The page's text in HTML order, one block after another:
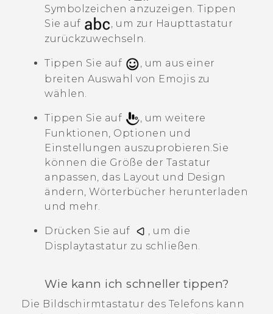
Symbolzeichen anzuzeigen. Tippen
Sie auf
, um zur Haupttastatur
zurückzuwechseln.
Tippen Sie auf
, um aus einer
breiten Auswahl von Emojis zu
wählen.
Tippen Sie auf
, um weitere
Funktionen, Optionen und
Einstellungen auszuprobieren.Sie
können die Größe der Tastatur
anpassen, das Layout und Design
ändern, Wörterbücher herunterladen
und mehr.
Drücken Sie auf
, um die
Displaytastatur zu schließen.
Wie kann ich schneller tippen?
Die Bildschirmtastatur des Telefons kann